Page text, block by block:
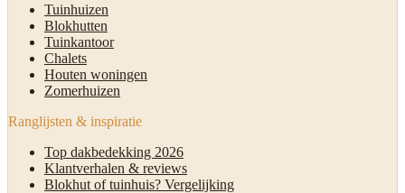
Tuinhuizen
Blokhutten
Tuinkantoor
Chalets
Houten woningen
Zomerhuizen
Ranglijsten & inspiratie
Top dakbedekking 2026
Klantverhalen & reviews
Blokhut of tuinhuis? Vergelijking